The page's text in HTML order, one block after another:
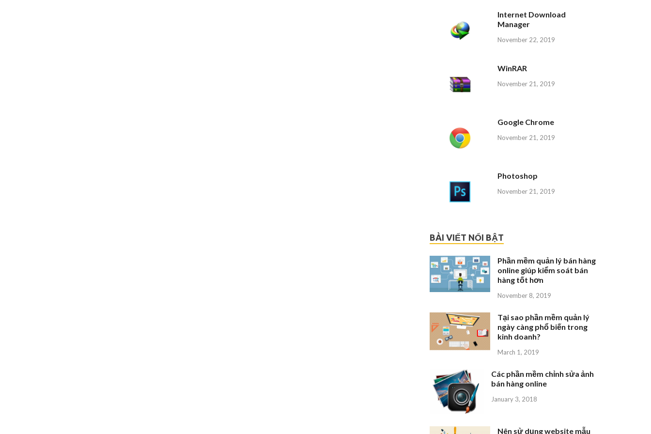
Internet Download
Manager
November 22, 2019
WinRAR
November 21, 2019
Google Chrome
November 21, 2019
Photoshop
November 21, 2019
BÀI VIẾT NỔI BẬT
Phần mềm quản lý bán hàng
online giúp kiểm soát bán
hàng tốt hơn
November 8, 2019
Tại sao phần mềm quản lý
ngày càng phổ biến trong
kinh doanh?
March 1, 2019
Các phần mềm chỉnh sửa ảnh
bán hàng online
January 3, 2018
Nên sử dụng website mẫu